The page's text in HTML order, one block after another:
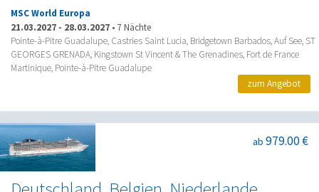
MSC World Europa
21.03.2027 - 28.03.2027 • 7 Nächte
Pointe-à-Pitre Guadalupe, Castries Saint Lucia, Bridgetown Barbados, Auf See, ST
GEORGES GRENADA, Kingstown St Vincent & The Grenadines, Fort de France
Martinique, Pointe-à-Pitre Guadalupe
zum Angebot
ab 979.00 €